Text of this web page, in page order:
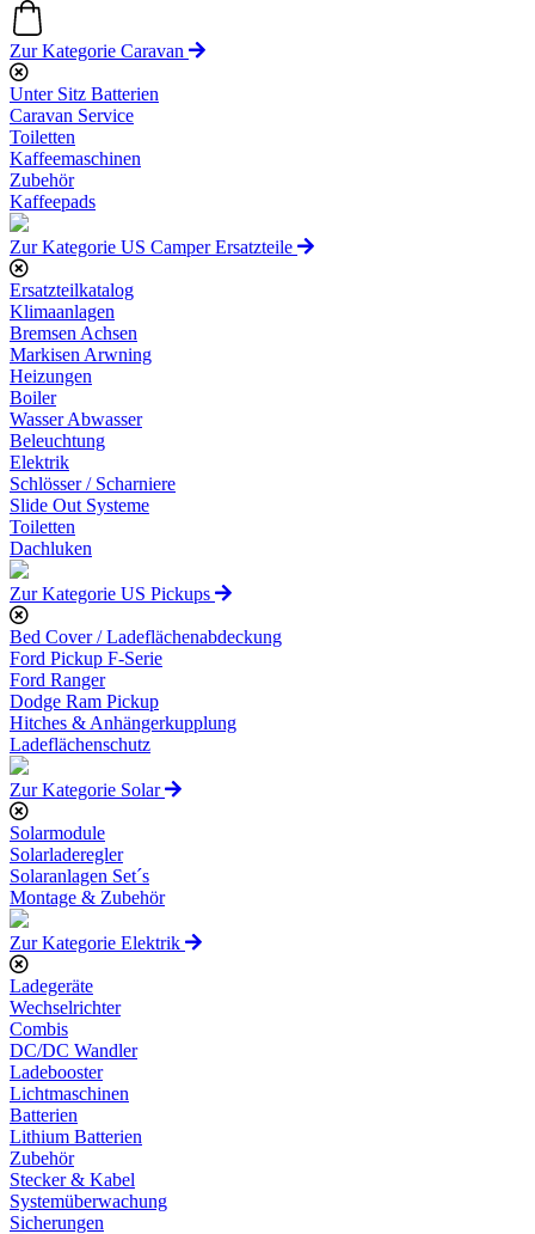
Zur Kategorie Caravan
Unter Sitz Batterien
Caravan Service
Toiletten
Kaffeemaschinen
Zubehör
Kaffeepads
Zur Kategorie US Camper Ersatzteile
Ersatzteilkatalog
Klimaanlagen
Bremsen Achsen
Markisen Arwning
Heizungen
Boiler
Wasser Abwasser
Beleuchtung
Elektrik
Schlösser / Scharniere
Slide Out Systeme
Toiletten
Dachluken
Zur Kategorie US Pickups
Bed Cover / Ladeflächenabdeckung
Ford Pickup F-Serie
Ford Ranger
Dodge Ram Pickup
Hitches & Anhängerkupplung
Ladeflächenschutz
Zur Kategorie Solar
Solarmodule
Solarladeregler
Solaranlagen Set´s
Montage & Zubehör
Zur Kategorie Elektrik
Ladegeräte
Wechselrichter
Combis
DC/DC Wandler
Ladebooster
Lichtmaschinen
Batterien
Lithium Batterien
Zubehör
Stecker & Kabel
Systemüberwachung
Sicherungen